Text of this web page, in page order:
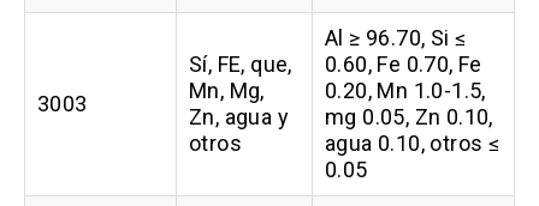
3003
Sí, FE, que,
Mn, Mg,
Zn, agua y
otros
Al ≥ 96.70, Si ≤
0.60, Fe 0.70, Fe
0.20, Mn 1.0-1.5,
mg 0.05, Zn 0.10,
agua 0.10, otros ≤
0.05